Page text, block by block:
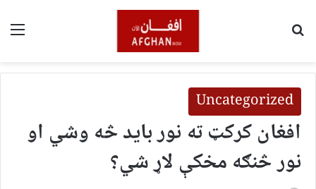
Uncategorized
افغان کرکټ ته نور باید څه وشي او
نور څنګه مخکې لاړ شي؟